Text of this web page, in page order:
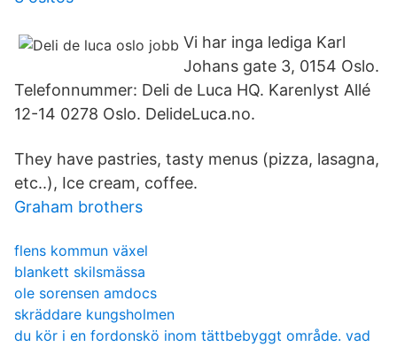
Vi har inga lediga Karl
Johans gate 3, 0154 Oslo.
Telefonnummer: Deli de Luca HQ. Karenlyst Allé
12-14 0278 Oslo. DelideLuca.no.
They have pastries, tasty menus (pizza, lasagna,
etc..), Ice cream, coffee.
Graham brothers
flens kommun växel
blankett skilsmässa
ole sorensen amdocs
skräddare kungsholmen
du kör i en fordonskö inom tättbebyggt område. vad